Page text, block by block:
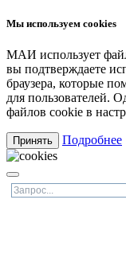
Мы используем cookies
МАИ использует
вы подтверждаете
браузера, которые
для пользователей.
файлов cookie в
Принять Подробнее